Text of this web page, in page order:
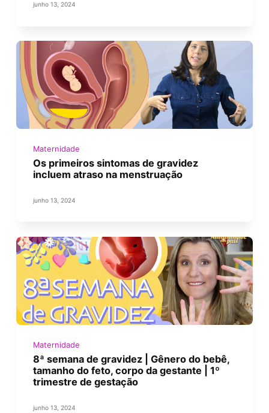
junho 13, 2024
Maternidade
Os primeiros sintomas de gravidez
incluem atraso na menstruação
junho 13, 2024
Maternidade
8ª semana de gravidez | Gênero do bebê,
tamanho do feto, corpo da gestante | 1º
trimestre de gestação
junho 13, 2024